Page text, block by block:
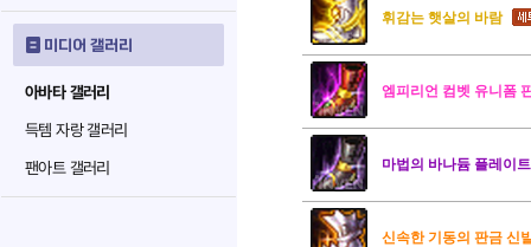
미디어 갤러리
아바타 갤러리
득템 자랑 갤러리
팬아트 갤러리
휘감는 햇살의 바람
엠피리언 컴벳 유니폼
마법의 바나듐 플레이
신속한 기동의 판금 신